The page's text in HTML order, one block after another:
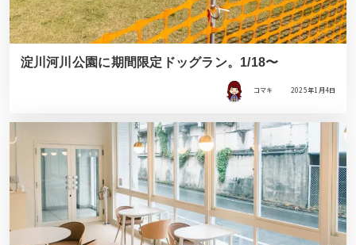
淀川河川公園に期間限定ドッグラン。1/18〜
コマキ 2025年1月4日